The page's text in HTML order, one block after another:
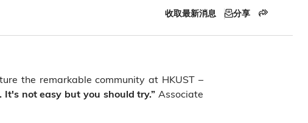
收取最新消息 分享
the remarkable community at HKUST –
not easy but you should try.” Associate